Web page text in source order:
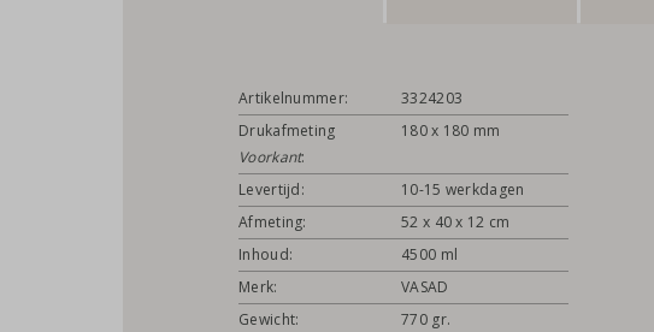
Artikelnummer:
3324203
Drukafmeting
Voorkant:
180 x 180 mm
Levertijd:
10-15 werkdagen
Afmeting:
52 x 40 x 12 cm
Inhoud:
4500 ml
Merk:
VASAD
Gewicht:
770 gr.